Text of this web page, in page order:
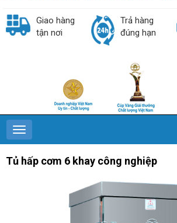
Giao hàng
tận nơi
Trả hàng
đúng hạn
Tủ hấp cơm 6 khay công nghiệp